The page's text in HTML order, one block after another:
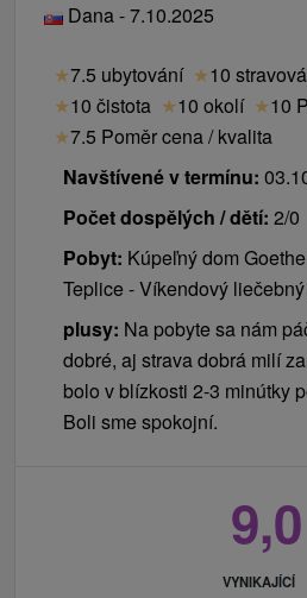
Dana - 7.10.2025
★7.5 ubytování ★10
★10 čistota ★10 okolí ★10
★7.5 Poměr cena / kvalita
Navštívené v termínu:
Počet dospělých / dětí: 2/0
Pobyt: Kúpeľný dom
Teplice - Víkendový
plusy: Na pobyte sa nám
dobré, aj strava dobrá milí
bolo v blízkosti 2-3 minútky
Boli sme spokojní.
9,0
VYNIKAJÍCÍ